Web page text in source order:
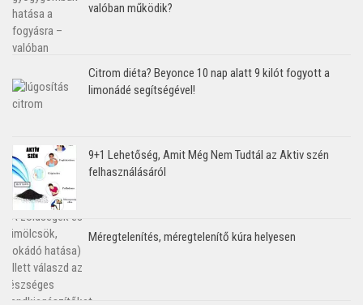
valóban működik?
Citrom diéta? Beyonce 10 nap alatt 9 kilót fogyott a
limonádé segítségével!
9+1 Lehetőség, Amit Még Nem Tudtál az Aktiv szén
felhasználásáról
Méregtelenítés, méregtelenítő kúra helyesen